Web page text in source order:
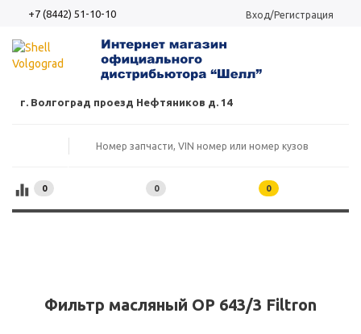
+7 (8442) 51-10-10 Вход/Регистрация
г. Волгоград проезд Нефтяников д. 14
0 0 0
Фильтр масляный OP 643/3 Filtron